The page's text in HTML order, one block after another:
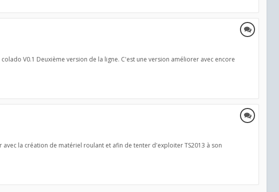
V0.1 Deuxième version de la ligne. C'est une version améliorer avec encore
la création de matériel roulant et afin de tenter d'exploiter TS2013 à son